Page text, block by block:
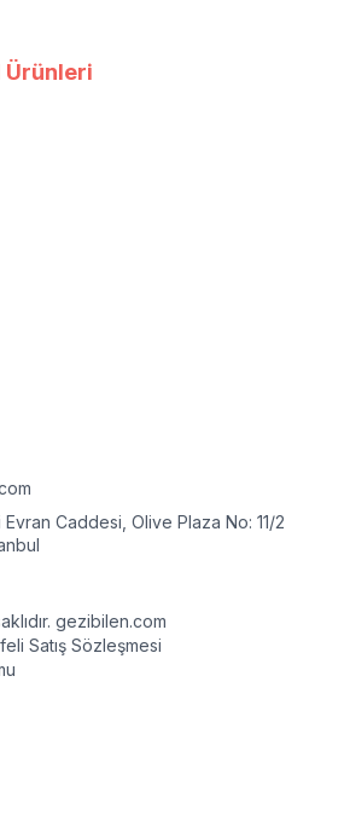
Ürünleri
Caddesi, Olive Plaza No: 11/2
gezibilen.com
Satış Sözleşmesi